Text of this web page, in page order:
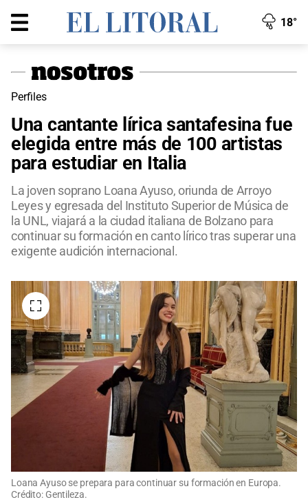
18°
Perfiles
Una cantante lírica santafesina fue
elegida entre más de 100 artistas
para estudiar en Italia
La joven soprano Loana Ayuso, oriunda de Arroyo
Leyes y egresada del Instituto Superior de Música de
la UNL, viajará a la ciudad italiana de Bolzano para
continuar su formación en canto lírico tras superar una
exigente audición internacional.
Loana Ayuso se prepara para continuar su formación en Europa.
Crédito: Gentileza.